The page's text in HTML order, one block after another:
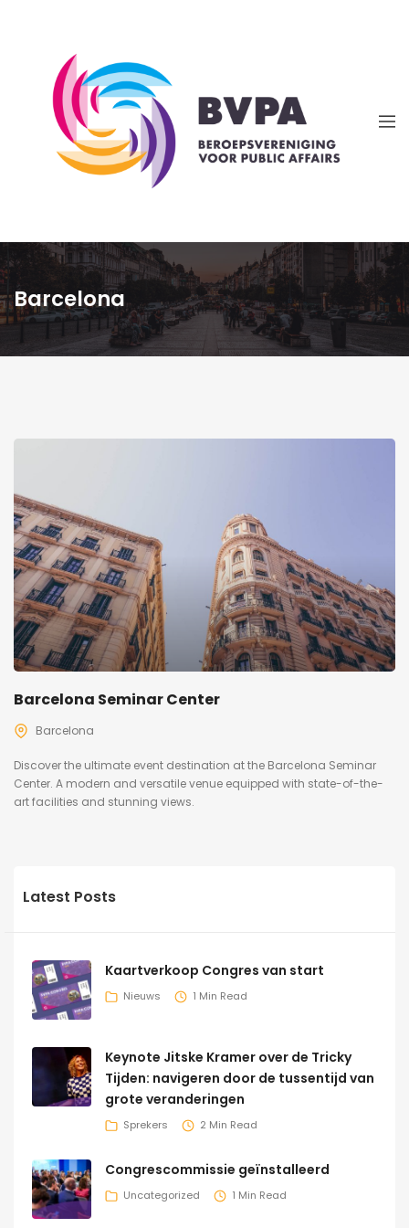
Barcelona
Barcelona Seminar Center
Barcelona
Discover the ultimate event destination at the Barcelona Seminar
Center. A modern and versatile venue equipped with state-of-the-
art facilities and stunning views.
Latest Posts
Kaartverkoop Congres van start
Nieuws 1 Min Read
Keynote Jitske Kramer over de Tricky
Tijden: navigeren door de tussentijd van
grote veranderingen
Sprekers 2 Min Read
Congrescommissie geïnstalleerd
Uncategorized 1 Min Read